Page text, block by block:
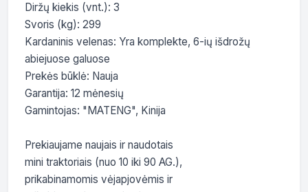
Diržų kiekis (vnt.): 3
Svoris (kg): 299
Kardaninis velenas: Yra komplekte, 6-ių išdrožų
abiejuose galuose
Prekės būklė: Nauja
Garantija: 12 mėnesių
Gamintojas: "MATENG", Kinija
Prekiaujame naujais ir naudotais
mini traktoriais (nuo 10 iki 90 AG.),
prikabinamomis vėjapjovėmis ir